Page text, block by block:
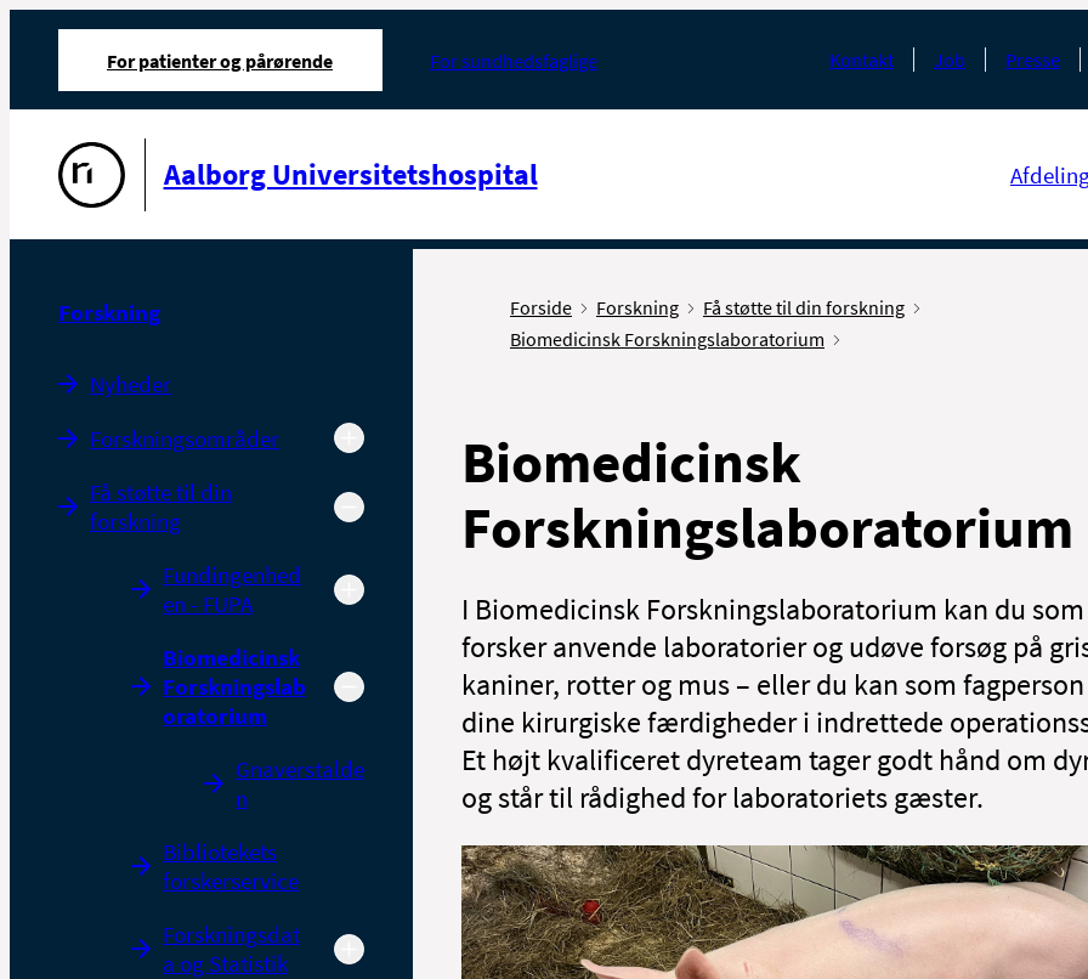
For patienter og pårørende For sundhedsfaglige Kontakt Job Presse
Aalborg Universitetshospital
Forskning
Nyheder
Forskningsområder
Få støtte til din
forskning
Fundingenhed
en - FUPA
Biomedicinsk
Forskningslab
oratorium
Gnaverstalde
n
Bibliotekets
forskerservice
Forskningsdat
a og Statistik
Forside Forskning
Få støtte til din forskning
Biomedicinsk Forskningslaboratorium
Biomedicinsk
Forskningslaboratorium
I Biomedicinsk Forskningslaboratorium kan du som
forsker anvende laboratorier og udøve forsøg på
kaniner, rotter og mus – eller du kan som
dine kirurgiske færdigheder i indrettede
Et højt kvalificeret dyreteam tager godt hånd om
og står til rådighed for laboratoriets gæster.